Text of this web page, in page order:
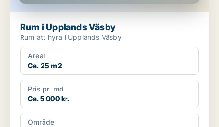
Rum i Upplands Väsby
Rum att hyra i Upplands Väsby
Areal
Ca. 25 m2
Pris pr. md.
Ca. 5 000 kr.
Område